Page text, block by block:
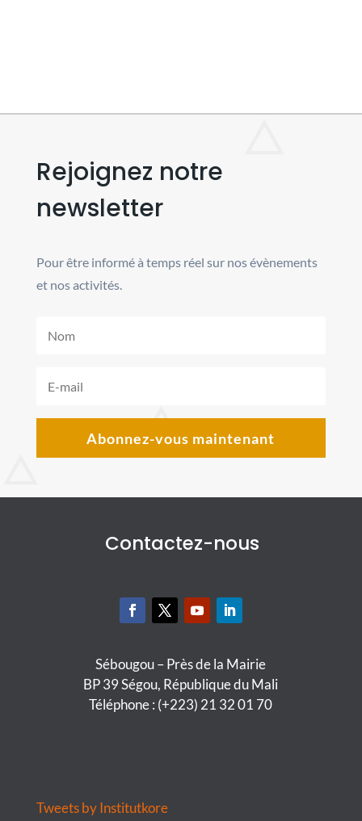
Rejoignez notre
newsletter
Pour être informé à temps réel sur nos évènements
et nos activités.
Abonnez-vous maintenant
Contactez-nous
Sébougou – Près de la Mairie
BP 39 Ségou, République du Mali
Téléphone : (+223) 21 32 01 70
Tweets by Institutkore